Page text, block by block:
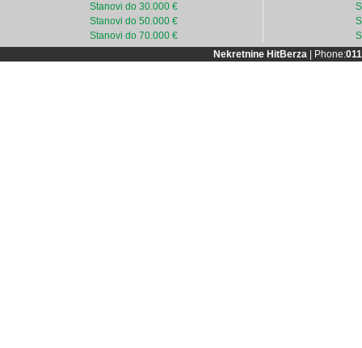
Stanovi do 30.000 €
Stanovi do 50.000 €
Stanovi do 70.000 €
Nekretnine HitBerza| Phone: